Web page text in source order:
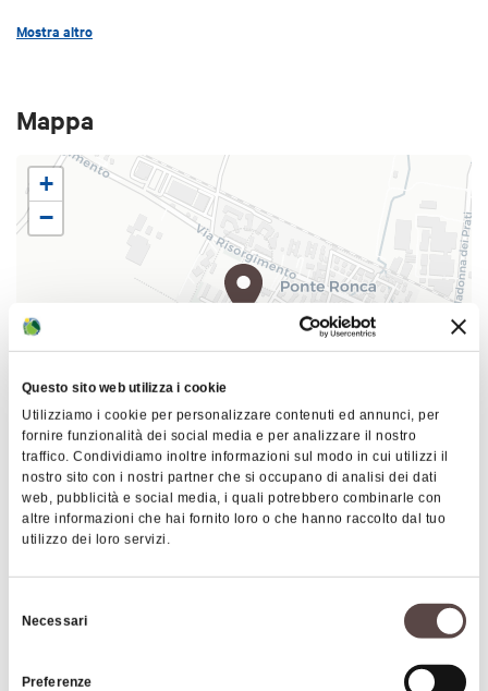
Questo sito web utilizza i cookie
Utilizziamo i cookie per personalizzare contenuti ed annunci, per
fornire funzionalità dei social media e per analizzare il nostro
traffico. Condividiamo inoltre informazioni sul modo in cui utilizzi il
nostro sito con i nostri partner che si occupano di analisi dei dati
web, pubblicità e social media, i quali potrebbero combinarle con
altre informazioni che hai fornito loro o che hanno raccolto dal tuo
utilizzo dei loro servizi.
delNecessari
Preferenze
unapista polivalente all'aperto
cinque
pattinaggio a rotelle, pallacanestro e pallavolo
Mostra altro
Mappa
+
−
Leaflet |©OpenStreetMap contributors © CARTO
Centro sportivo Giancarlo Melotti
Via Matilde di Canossa 2
40069 Zola Predosa
COME ARRIVARE